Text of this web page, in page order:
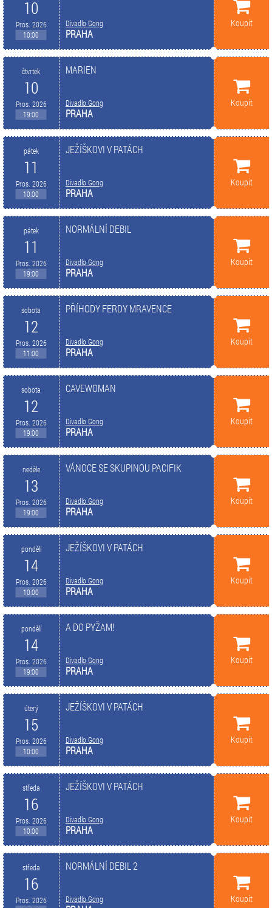
10
Pros. 2026
10:00
Divadlo Gong
PRAHA
Koupit
čtvrtek
10
Pros. 2026
19:00
MARIEN
Divadlo Gong
PRAHA
Koupit
pátek
11
Pros. 2026
10:00
JEŽÍŠKOVI V PATÁCH
Divadlo Gong
PRAHA
Koupit
pátek
11
Pros. 2026
19:00
NORMÁLNÍ DEBIL
Divadlo Gong
PRAHA
Koupit
sobota
12
Pros. 2026
11:00
PŘÍHODY FERDY MRAVENCE
Divadlo Gong
PRAHA
Koupit
sobota
12
Pros. 2026
19:00
CAVEWOMAN
Divadlo Gong
PRAHA
Koupit
neděle
13
Pros. 2026
19:00
VÁNOCE SE SKUPINOU PACIFIK
Divadlo Gong
PRAHA
Koupit
pondělí
14
Pros. 2026
10:00
JEŽÍŠKOVI V PATÁCH
Divadlo Gong
PRAHA
Koupit
pondělí
14
Pros. 2026
19:00
A DO PYŽAM!
Divadlo Gong
PRAHA
Koupit
úterý
15
Pros. 2026
10:00
JEŽÍŠKOVI V PATÁCH
Divadlo Gong
PRAHA
Koupit
středa
16
Pros. 2026
10:00
JEŽÍŠKOVI V PATÁCH
Divadlo Gong
PRAHA
Koupit
středa
16
Pros. 2026
NORMÁLNÍ DEBIL 2
Divadlo Gong Koupit